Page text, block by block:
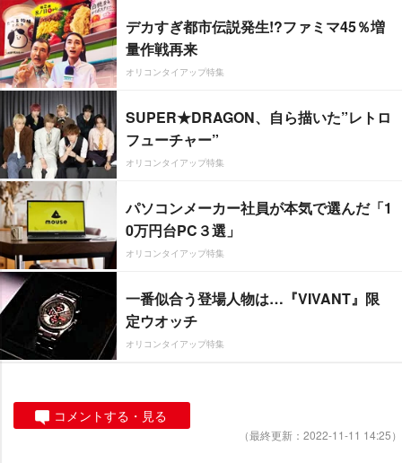
デカすぎ都市伝説発生!?ファミマ45％増
量作戦再来
オリコンタイアップ特集
SUPER★DRAGON、自ら描いた”レトロ
フューチャー”
オリコンタイアップ特集
パソコンメーカー社員が本気で選んだ「1
0万円台PC３選」
オリコンタイアップ特集
一番似合う登場人物は…『VIVANT』限
定ウオッチ
オリコンタイアップ特集
コメントする・見る
（最終更新：2022-11-11 14:25）